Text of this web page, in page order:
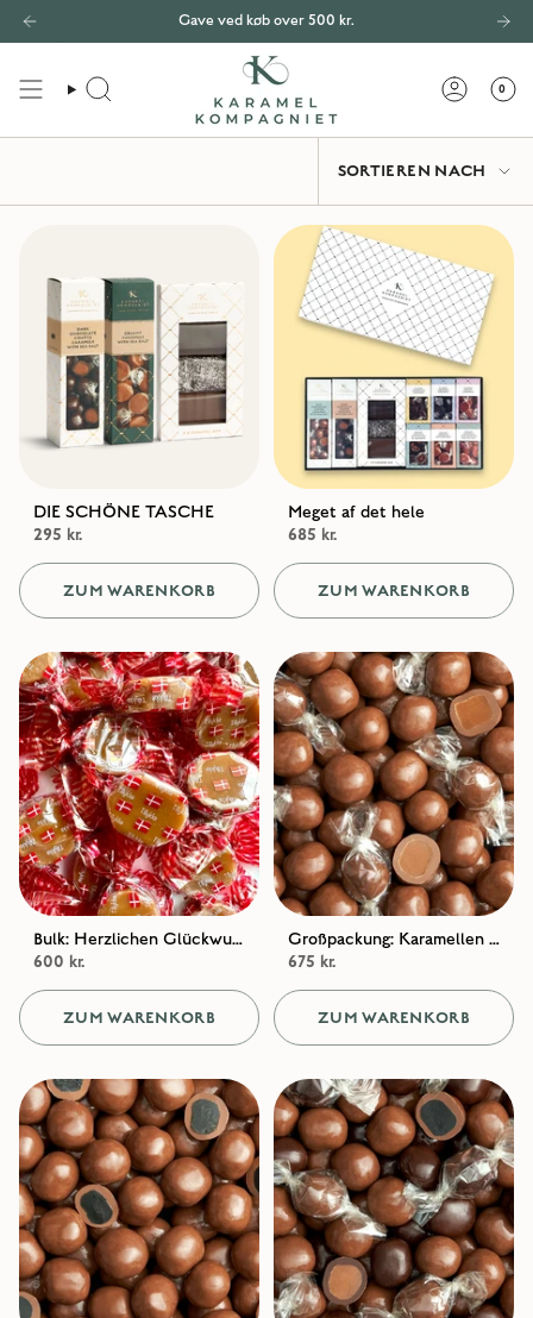
Zum
Inhalt
Gave ved køb over 500 kr.
SUCHE KONTO
0
SORTIEREN
NACH
SORTIEREN NACH
DIE SCHÖNE TASCHE
295 kr.
ZUM WARENKORB
Meget af det hele
685 kr.
ZUM WARENKORB
Bulk: Herzlichen Glückwunsch, Transparent – Klassische cremige Karamellen / Klassische Sahne
600 kr.
ZUM WARENKORB
Großpackung: Karamellen mit Milchschokoladenüberzug und Meersalz / Sahne und Meersalz in heller Schokolade
675 kr.
ZUM WARENKORB